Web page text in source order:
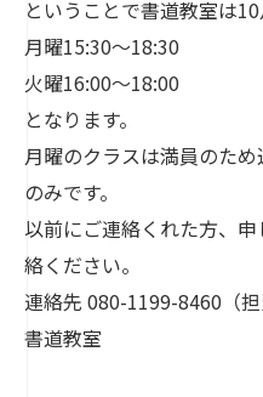
ということで書道教室は
月曜15:30～18:30
火曜16:00～18:00
となります。
月曜のクラスは満員のた
のみです。
以前にご連絡くれた方、
絡ください。
連絡先 080-1199-8460（担
書道教室